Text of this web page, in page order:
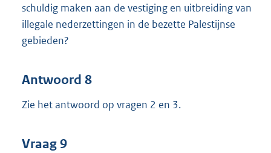
schuldig maken aan de vestiging en uitbreiding van
illegale nederzettingen in de bezette Palestijnse
gebieden?
Antwoord 8
Zie het antwoord op vragen 2 en 3.
Vraag 9